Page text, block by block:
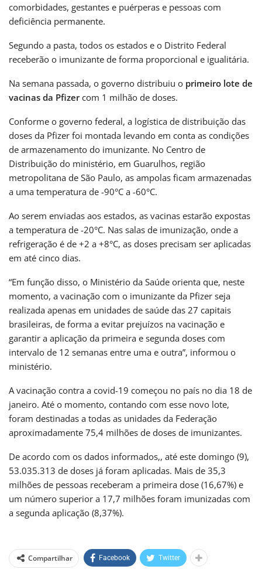
comorbidades, gestantes e puérperas e pessoas com
deficiência permanente.
Segundo a pasta, todos os estados e o Distrito Federal
receberão o imunizante de forma proporcional e igualitária.
Na semana passada, o governo distribuiu o primeiro lote de
vacinas da Pfizercom 1 milhão de doses.
Conforme o governo federal, a logística de distribuição das
doses da Pfizer foi montada levando em conta as condições
de armazenamento do imunizante. No Centro de
Distribuição do ministério, em Guarulhos, região
metropolitana de São Paulo, as ampolas ficam armazenadas
a uma temperatura de -90°C a -60°C.
Ao serem enviadas aos estados, as vacinas estarão expostas
a temperatura de -20°C. Nas salas de imunização, onde a
refrigeração é de +2 a +8°C, as doses precisam ser aplicadas
em até cinco dias.
“Em função disso, o Ministério da Saúde orienta que, neste
momento, a vacinação com o imunizante da Pfizer seja
realizada apenas em unidades de saúde das 27 capitais
brasileiras, de forma a evitar prejuízos na vacinação e
garantir a aplicação da primeira e segunda doses com
intervalo de 12 semanas entre uma e outra”, informou o
ministério.
A vacinação contra a covid-19 começou no país no dia 18 de
janeiro. Até o momento, contando com esse novo lote,
foram destinadas a todas as unidades da Federação
aproximadamente 75,4 milhões de doses de imunizantes.
De acordo com os dados informados,, até este domingo (9),
53.035.313 de doses já foram aplicadas. Mais de 35,3
milhões de pessoas receberam a primeira dose (16,67%) e
um número superior a 17,7 milhões foram imunizadas com
a segunda aplicação (8,37%).
Compartilhar Facebook Twitter